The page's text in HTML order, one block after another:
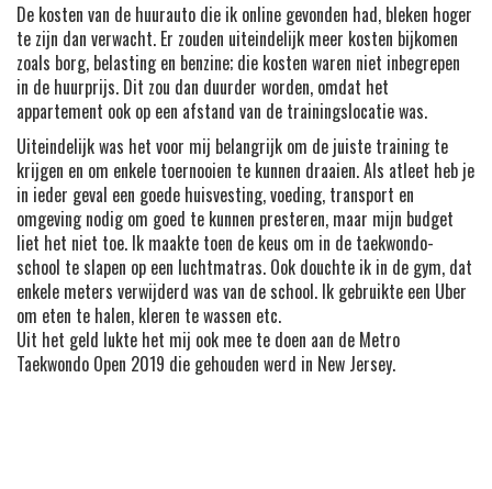
De kosten van de huurauto die ik online gevonden had, bleken hoger
te zijn dan verwacht. Er zouden uiteindelijk meer kosten bijkomen
zoals borg, belasting en benzine; die kosten waren niet inbegrepen
in de huurprijs. Dit zou dan duurder worden, omdat het
appartement ook op een afstand van de trainingslocatie was.
Uiteindelijk was het voor mij belangrijk om de juiste training te
krijgen en om enkele toernooien te kunnen draaien. Als atleet heb je
in ieder geval een goede huisvesting, voeding, transport en
omgeving nodig om goed te kunnen presteren, maar mijn budget
liet het niet toe. Ik maakte toen de keus om in de taekwondo-
school te slapen op een luchtmatras. Ook douchte ik in de gym, dat
enkele meters verwijderd was van de school. Ik gebruikte een Uber
om eten te halen, kleren te wassen etc.
Uit het geld lukte het mij ook mee te doen aan de Metro
Taekwondo Open 2019 die gehouden werd in New Jersey.